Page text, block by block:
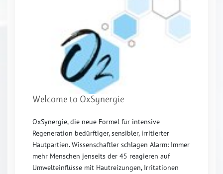
Welcome to OxSynergie
OxSynergie, die neue Formel für intensive
Regeneration bedürftiger, sensibler, irritierter
Hautpartien. Wissenschaftler schlagen Alarm: Immer
mehr Menschen jenseits der 45 reagieren auf
Umwelteinflüsse mit Hautreizungen, Irritationen